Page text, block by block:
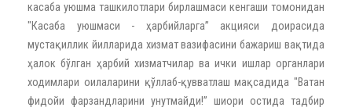
касаба уюшма ташкилотлари бирлашмаси кенгаши томонидан
"Касаба уюшмаси - ҳарбийларга” акцияси доирасида
мустақиллик йилларида хизмат вазифасини бажариш вақтида
ҳалок бўлган ҳарбий хизматчилар ва ички ишлар органлари
ходимлари оилаларини қўллаб-қувватлаш мақсадида "Ватан
фидойи фарзандларини унутмайди!” шиори остида тадбир